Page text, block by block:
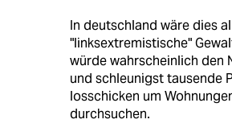
In deutschland wäre dies
"linksextremistische"
würde wahrscheinlich den
und schleunigst tausende
losschicken um
durchsuchen.